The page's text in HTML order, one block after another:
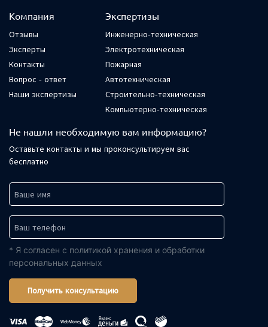
Компания
Отзывы
Эксперты
Контакты
Вопрос - ответ
Наши экспертизы
Экспертизы
Инженерно-техническая
Электротехническая
Пожарная
Автотехническая
Строительно-техническая
Компьютерно-техническая
Не нашли необходимую вам информацию?
Оставьте контакты и мы проконсультируем вас
бесплатно
* Я согласен с политикой хранения и обработки
персональных данных
Получить консультацию